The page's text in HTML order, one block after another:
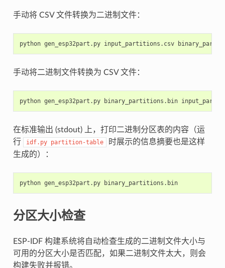
手动将 CSV 文件转换为二进制文件：
手动将二进制文件转换为 CSV 文件：
在标准输出 (stdout) 上，打印二进制分区表的内容（运
行
idf.py partition-table
时展示的信息摘要也是这样
生成的）：
python gen_esp32part.py binary_partitions.bin
分区大小检查
ESP-IDF 构建系统将自动检查生成的二进制文件大小与
可用的分区大小是否匹配，如果二进制文件太大，则会
构建失败并报错。